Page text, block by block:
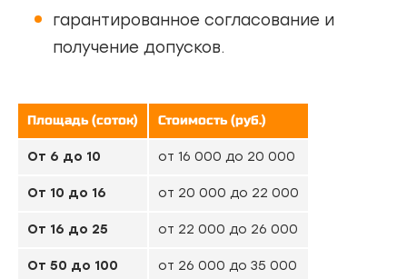
гарантированное согласование и
получение допусков.
Площадь (соток) Стоимость (руб.)
От 6 до 10 от 16 000 до 20 000
От 10 до 16 от 20 000 до 22 000
От 16 до 25 от 22 000 до 26 000
От 50 до 100 от 26 000 до 35 000